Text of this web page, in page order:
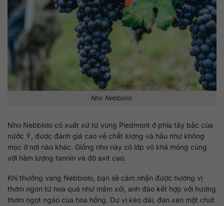
Nho Nebbiolo.
Nho Nebbiolo có xuất xứ từ vùng Piedmont ở phía tây bắc của
nước Ý, được đánh giá cao về chất lượng và hầu như không
mọc ở nơi nào khác. Giống nho này có lớp vỏ khá mỏng cùng
với hàm lượng tannin và độ axit cao.
Khi thưởng vang Nebbiolo, bạn sẽ cảm nhận được hương vị
thơm ngon từ hoa quả như mâm xôi, anh đào kết hợp với hương
thơm ngọt ngào của hoa hồng. Dư vị kéo dài, đan xen một chút